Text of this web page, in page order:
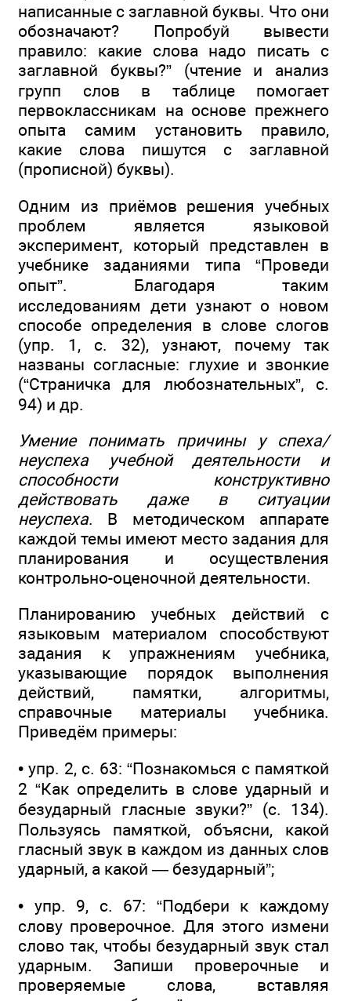
написанные с заглавной буквы. Что они
обозначают? Попробуй вывести
правило: какие слова надо писать с
заглавной буквы?” (чтение и анализ
групп слов в таблице помогает
первоклассникам на основе прежнего
опыта самим установить правило,
какие слова пишутся с заглавной
(прописной) буквы).
Одним из приёмов решения учебных
проблем является языковой
эксперимент, который представлен в
учебнике заданиями типа “Проведи
опыт”. Благодаря таким
исследованиям дети узнают о новом
способе определения в слове слогов
(упр. 1, с. 32), узнают, почему так
названы согласные: глухие и звонкие
(“Страничка для любознательных”, с.
94) и др.
Умение понимать причины у спеха/
неуспеха учебной деятельности и
способности конструктивно
действовать даже в ситуации
неуспеха. В методическом аппарате
каждой темы имеют место задания для
планирования и осуществления
контрольно-оценочной деятельности.
Планированию учебных действий с
языковым материалом способствуют
задания к упражнениям учебника,
указывающие порядок выполнения
действий, памятки, алгоритмы,
справочные материалы учебника.
Приведём примеры:
• упр. 2, с. 63: “Познакомься с памяткой
2 “Как определить в слове ударный и
безударный гласные звуки?” (с. 134).
Пользуясь памяткой, объясни, какой
гласный звук в каждом из данных слов
ударный, а какой — безударный”;
• упр. 9, с. 67: “Подбери к каждому
слову проверочное. Для этого измени
слово так, чтобы безударный звук стал
ударным. Запиши проверочные и
проверяемые слова, вставляя